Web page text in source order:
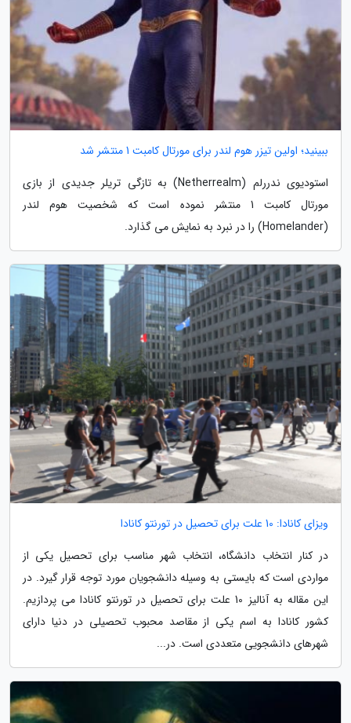
ببینید؛ اولین تیزر هوم لندر برای مورتال کامبت 1 منتشر شد
استودیوی ندررلم (Netherrealm) به تازگی تریلر جدیدی از بازی
مورتال کامبت 1 منتشر نموده است که شخصیت هوم لندر
(Homelander) را در نبرد به نمایش می گذارد.
ویزای کانادا: 10 علت برای تحصیل در تورنتو کانادا
در کنار انتخاب دانشگاه، انتخاب شهر مناسب برای تحصیل یکی از
مواردی است که بایستی به وسیله دانشجویان مورد توجه قرار گیرد. در
این مقاله به آنالیز 10 علت برای تحصیل در تورنتو کانادا می پردازیم.
کشور کانادا به اسم یکی از مقاصد محبوب تحصیلی در دنیا دارای
شهرهای دانشجویی متعددی است. در...